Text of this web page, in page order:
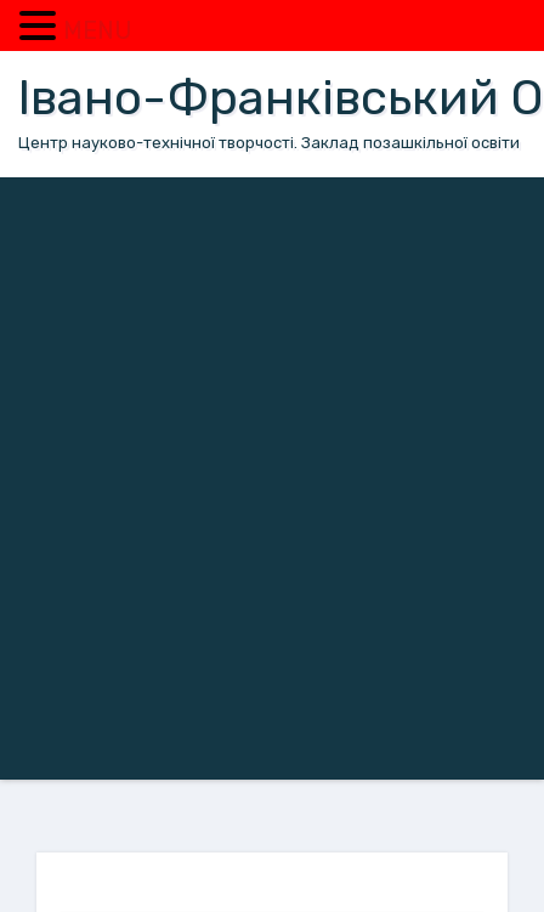
вмісту
Івано-Франківський
Центр науково-технічної творчості. Заклад позашкільної освіти
MENU